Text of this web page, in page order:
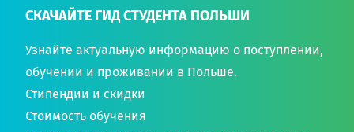
СКАЧАЙТЕ ГИД СТУДЕНТА ПОЛЬШИ
Узнайте актуальную информацию о поступлении,
обучении и проживании в Польше.
Стипендии и скидки
Стоимость обучения